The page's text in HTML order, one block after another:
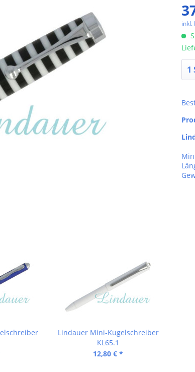
inkl.
Lindauer Mini-Kugelschreiber
KL65.1
12,80 € *